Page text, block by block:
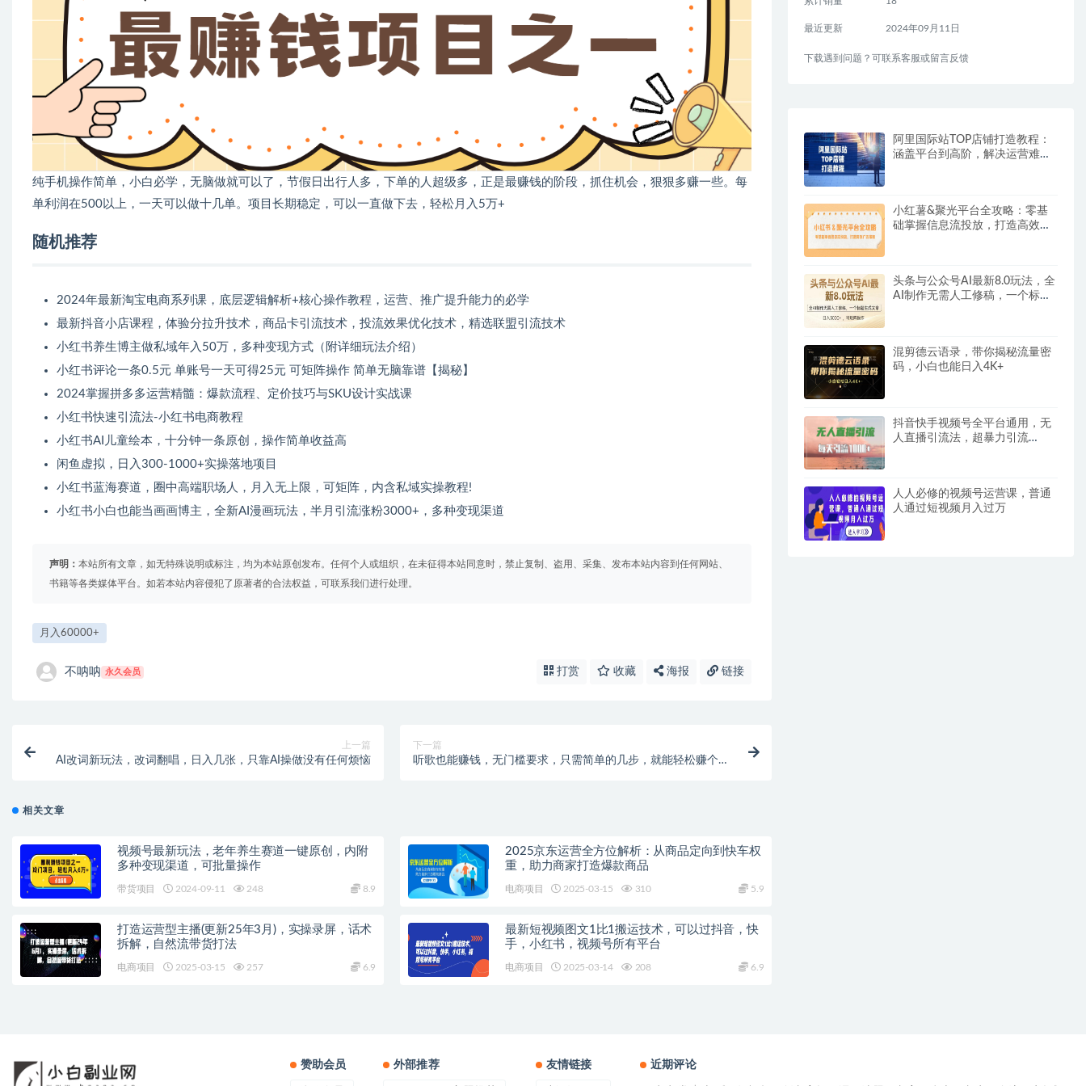
纯手机操作简单，小白必学，无脑做就可以了，节假日出行人多，下单的人超级多，正是最赚钱的阶段，抓住机会，狠狠多赚一些。每
单利润在500以上，一天可以做十几单。项目长期稳定，可以一直做下去，轻松月入5万+
随机推荐
2024年最新淘宝电商系列课，底层逻辑解析+核心操作教程，运营、推广提升能力的必学
最新抖音小店课程，体验分拉升技术，商品卡引流技术，投流效果优化技术，精选联盟引流技术
小红书养生博主做私域年入50万，多种变现方式（附详细玩法介绍）
小红书评论一条0.5元 单账号一天可得25元 可矩阵操作 简单无脑靠谱【揭秘】
2024掌握拼多多运营精髓：爆款流程、定价技巧与SKU设计实战课
小红书快速引流法-小红书电商教程
小红书AI儿童绘本，十分钟一条原创，操作简单收益高
闲鱼虚拟，日入300-1000+实操落地项目
小红书蓝海赛道，圈中高端职场人，月入无上限，可矩阵，内含私域实操教程!
小红书小白也能当画画博主，全新AI漫画玩法，半月引流涨粉3000+，多种变现渠道
声明： 本站所有文章，如无特殊说明或标注，均为本站原创发布。任何个人或组织，在未征得本站同意时，禁止复制、盗用、采集、发布本站内容到任何网站、
书籍等各类媒体平台。如若本站内容侵犯了原著者的合法权益，可联系我们进行处理。
月入60000+
不呐呐 永久会员 打赏 收藏 海报 链接
上一篇
AI改词新玩法，改词翻唱，日入几张，只靠AI操做没有任何烦恼
下一篇
听歌也能赚钱，无门槛要求，只需简单的几步，就能轻松赚个几
相关文章
视频号最新玩法，老年养生赛道一键原创，内附
多种变现渠道，可批量操作
带货项目 2024-09-11 248 8.9
2025京东运营全方位解析：从商品定向到快车权
重，助力商家打造爆款商品
电商项目 2025-03-15 310 5.9
打造运营型主播(更新25年3月)，实操录屏，话术
拆解，自然流带货打法
电商项目 2025-03-15 257 6.9
最新短视频图文1比1搬运技术，可以过抖音，快
手，小红书，视频号所有平台
电商项目 2025-03-14 208 6.9
最近更新 2024年09月11日
下载遇到问题？可联系客服或留言反馈
阿里国际站TOP店铺打造教程：
涵盖平台到高阶，解决运营难
小红薯&聚光平台全攻略：零基
础掌握信息流投放，打造高效广
头条与公众号AI最新8.0玩法，全
AI制作无需人工修稿，一个标题
混剪德云语录，带你揭秘流量密
码，小白也能日入4K+
抖音快手视频号全平台通用，无
人直播引流法，超暴力引流
人人必修的视频号运营课，普通
人通过短视频月入过万
赞助会员 外部推荐 友情链接 近期评论